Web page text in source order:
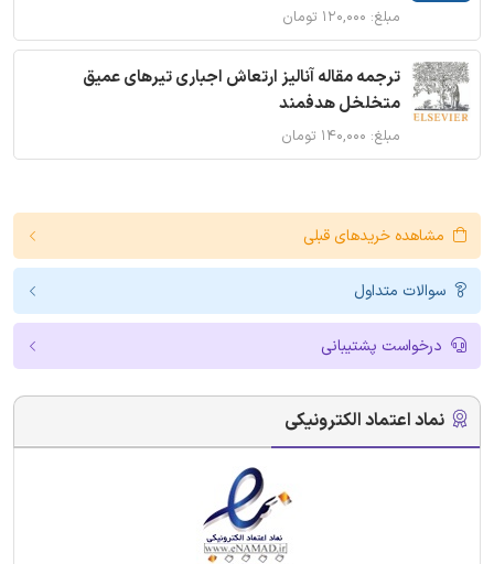
مبلغ: ۱۲۰,۰۰۰ تومان
ترجمه مقاله آنالیز ارتعاش اجباری تیرهای عمیق
متخلخل هدفمند
مبلغ: ۱۴۰,۰۰۰ تومان
مشاهده خریدهای قبلی
سوالات متداول
درخواست پشتیبانی
نماد اعتماد الکترونیکی